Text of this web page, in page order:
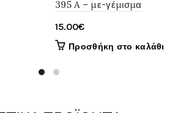
395 A – με-γέμισμα
15.00€
Προσθήκη στο καλάθι